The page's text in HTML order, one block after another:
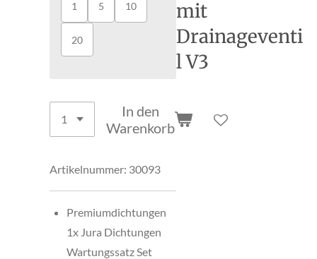
mit
Drainageventi
l V3
1 5 10
20
In den
Warenkorb
Artikelnummer: 30093
Premiumdichtungen
1x Jura Dichtungen
Wartungssatz Set